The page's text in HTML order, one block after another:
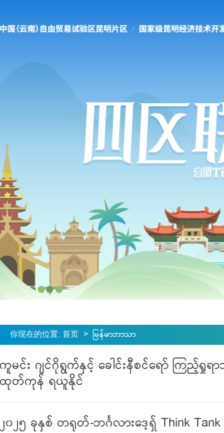
你现在的位置: 首页 > မြန်မာဘာသာ
ကူမင်း ဂျင်ဂိုရွက်နှင့် ခေါင်းနီစင်ရော် ကြည့်
ထုတ်ကုန် ရယူနိုင်
၂၀၂၅ ခုနှစ် တရုတ်-ဘင်္ဂလားဒေ့ရှ် Think